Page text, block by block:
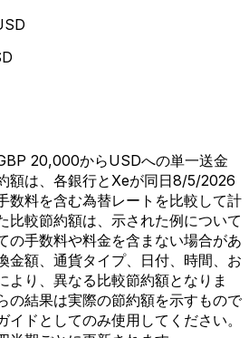
20,000からUSDへの単一送金
額は、各銀行とXeが同日8/5/2026
数料を含む為替レートを比較して計
比較節約額は、示された例について
の手数料や料金を含まない場合があ
金額、通貨タイプ、日付、時間、お
より、異なる比較節約額となりま
の結果は実際の節約額を示すもので
イドとしてのみ使用してください。